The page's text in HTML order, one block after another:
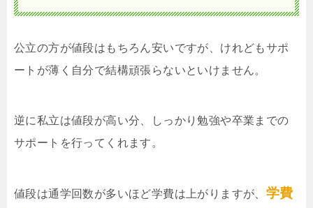
公立の方が値段はもちろん安いですが、けれどもサポ
ートが薄く自分で結構頑張らないといけません。
逆に私立は値段が高い分、しっかり勉強や卒業までの
サポートを行ってくれます。
値段は通学回数が多いほど学費は上がりますが、 学費